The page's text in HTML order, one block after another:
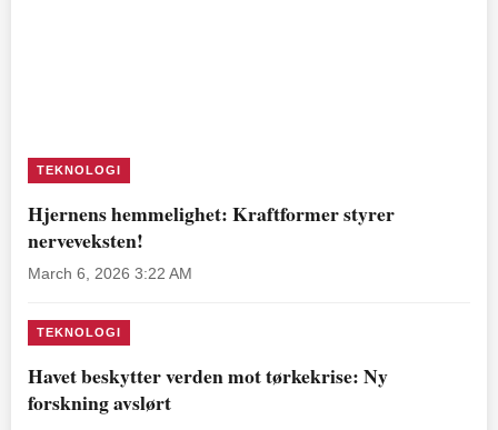
TEKNOLOGI
Hjernens hemmelighet: Kraftformer styrer
nerveveksten!
March 6, 2026 3:22 AM
TEKNOLOGI
Havet beskytter verden mot tørkekrise: Ny
forskning avslørt